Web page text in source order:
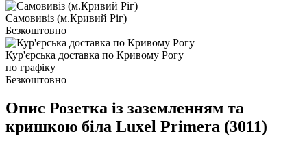
Самовивіз (м.Кривий Ріг)
Безкоштовно
Кур'єрська доставка по Кривому Рогу
по графіку
Безкоштовно
Опис Розетка із заземленням та
кришкою біла Luxel Primera (3011)